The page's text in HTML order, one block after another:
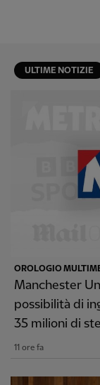
ULTIME NOTIZIE
OROLOGIO
Manchester
possibilità di
35 milioni di
11 ore fa